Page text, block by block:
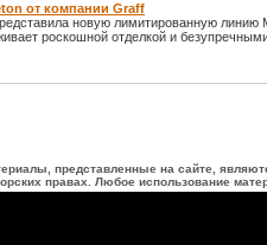
от компании Graff
новую лимитированную линию
роскошной отделкой и
представленные на сайте,
правах. Любое использование